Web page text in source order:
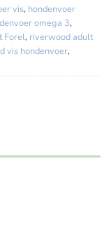
vis, hondenvoer
omega 3,
Forel, riverwood adult
vis hondenvoer,